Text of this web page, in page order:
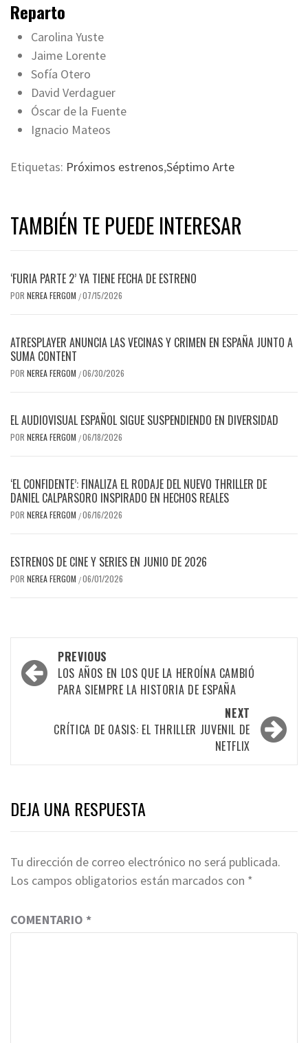
Reparto
Carolina Yuste
Jaime Lorente
Sofía Otero
David Verdaguer
Óscar de la Fuente
Ignacio Mateos
Etiquetas: Próximos estrenos,Séptimo Arte
TAMBIÉN TE PUEDE INTERESAR
‘FURIA PARTE 2’ YA TIENE FECHA DE ESTRENO
POR NEREA FERGOM /07/15/2026
ATRESPLAYER ANUNCIA LAS VECINAS Y CRIMEN EN ESPAÑA JUNTO A
SUMA CONTENT
POR NEREA FERGOM /06/30/2026
EL AUDIOVISUAL ESPAÑOL SIGUE SUSPENDIENDO EN DIVERSIDAD
POR NEREA FERGOM /06/18/2026
‘EL CONFIDENTE’: FINALIZA EL RODAJE DEL NUEVO THRILLER DE
DANIEL CALPARSORO INSPIRADO EN HECHOS REALES
POR NEREA FERGOM /06/16/2026
ESTRENOS DE CINE Y SERIES EN JUNIO DE 2026
POR NEREA FERGOM /06/01/2026
Post
navigation
PREVIOUS
LOS AÑOS EN LOS QUE LA HEROÍNA CAMBIÓ
PARA SIEMPRE LA HISTORIA DE ESPAÑA
NEXT
CRÍTICA DE OASIS: EL THRILLER JUVENIL DE
NETFLIX
DEJA UNA RESPUESTA
Tu dirección de correo electrónico no será publicada.
Los campos obligatorios están marcados con *
COMENTARIO *